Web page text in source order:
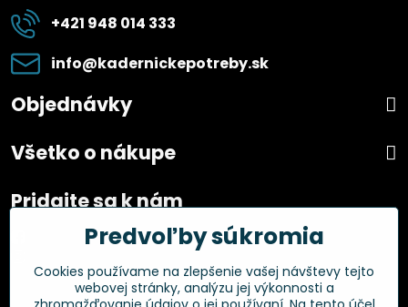
+421 948 014 333
info​@kadernickepotreby​.sk
Objednávky
Všetko o nákupe
Pridajte sa k nám
FacebookPredvoľby súkromia
Cookies používame na zlepšenie vašej návštevy tejto
webovej stránky, analýzu jej výkonnosti a